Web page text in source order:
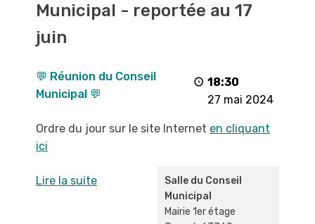
Conseil
Municipal
Municipal - reportée au 17
juin
18:30
27 mai 2024
💬 Réunion du Conseil
Municipal 💬
Ordre du jour sur le site Internet en cliquant
ici
Salle du Conseil
Municipal
Mairie 1er étage
Lire la suite